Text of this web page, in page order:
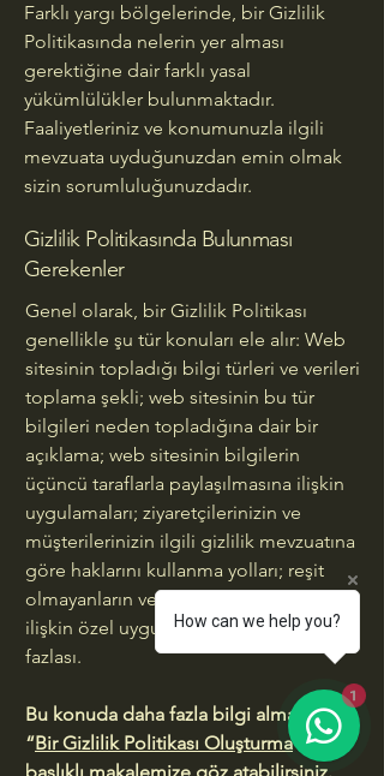
Farklı yargı bölgelerinde, bir Gizlilik
Politikasında nelerin yer alması
gerektiğine dair farklı yasal
yükümlülükler bulunmaktadır.
Faaliyetleriniz ve konumunuzla ilgili
mevzuata uyduğunuzdan emin olmak
sizin sorumluluğunuzdadır.
Gizlilik Politikasında Bulunması
Gerekenler
Genel olarak, bir Gizlilik Politikası
genellikle şu tür konuları ele alır: Web
sitesinin topladığı bilgi türleri ve verileri
toplama şekli; web sitesinin bu tür
bilgileri neden topladığına dair bir
açıklama; web sitesinin bilgilerin
üçüncü taraflarla paylaşılmasına ilişkin
uygulamaları; ziyaretçilerinizin ve
müşterilerinizin ilgili gizlilik mevzuatına
göre haklarını kullanma yolları; reşit
olmayanların verilerinin toplanmasına
ilişkin özel uygulamalar ve çok daha
fazlası.
Bu konuda daha fazla bilgi almak için
“Bir Gizlilik Politikası Oluşturma”
How can we help you?
1